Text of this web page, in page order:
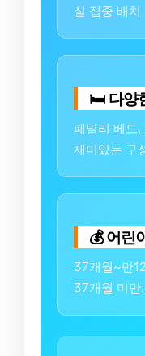
실 집중 배치
🛏️ 다양
패밀리 베드,
재미있는 구
💰 어린
37개월~만
37개월 미만